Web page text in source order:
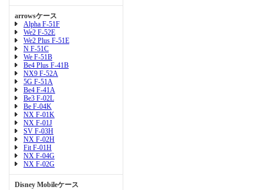
arrowsケース
Alpha F-51F
We2 F-52E
We2 Plus F-51E
N F-51C
We F-51B
Be4 Plus F-41B
NX9 F-52A
5G F-51A
Be4 F-41A
Be3 F-02L
Be F-04K
NX F-01K
NX F-01J
SV F-03H
NX F-02H
Fit F-01H
NX F-04G
NX F-02G
Disney Mobileケース